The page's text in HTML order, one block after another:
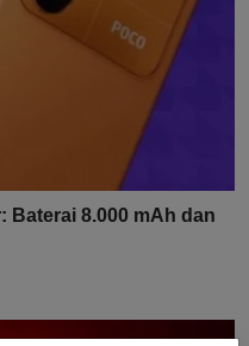
Baterai 8.000 mAh dan